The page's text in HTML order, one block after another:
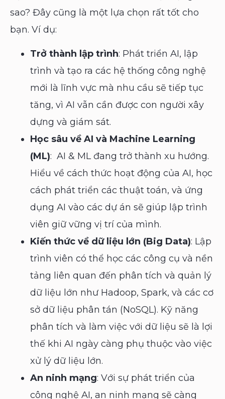
sao? Đây cũng là một lựa chọn rất tốt cho
bạn. Ví dụ:
Trở thành lập trình: Phát triển AI, lập
trình và tạo ra các hệ thống công nghệ
mới là lĩnh vực mà nhu cầu sẽ tiếp tục
tăng, vì AI vẫn cần được con người xây
dựng và giám sát.
Học sâu về AI và Machine Learning
(ML): AI & ML đang trở thành xu hướng.
Hiểu về cách thức hoạt động của AI, học
cách phát triển các thuật toán, và ứng
dụng AI vào các dự án sẽ giúp lập trình
viên giữ vững vị trí của mình.
Kiến thức về dữ liệu lớn (Big Data): Lập
trình viên có thể học các công cụ và nền
tảng liên quan đến phân tích và quản lý
dữ liệu lớn như Hadoop, Spark, và các cơ
sở dữ liệu phân tán (NoSQL). Kỹ năng
phân tích và làm việc với dữ liệu sẽ là lợi
thế khi AI ngày càng phụ thuộc vào việc
xử lý dữ liệu lớn.
An ninh mạng: Với sự phát triển của
công nghệ AI, an ninh mạng sẽ càng